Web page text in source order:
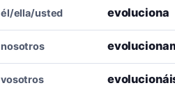
él/ella/usted evoluciona
nosotros
vosotros